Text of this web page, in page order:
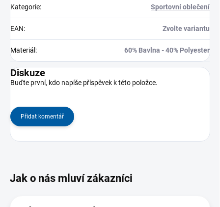
Kategorie: Sportovní oblečení
EAN: Zvolte variantu
Materiál : 60% Bavlna - 40% Polyester
Diskuze
Buďte první, kdo napíše příspěvek k této položce.
Přidat komentář